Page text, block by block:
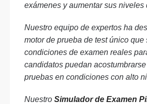
exámenes y aumentar sus niveles
Nuestro equipo de expertos ha
motor de prueba de test único que
condiciones de examen reales
candidatos puedan
pruebas en condiciones con alto
Nuestro Simulador de Examen